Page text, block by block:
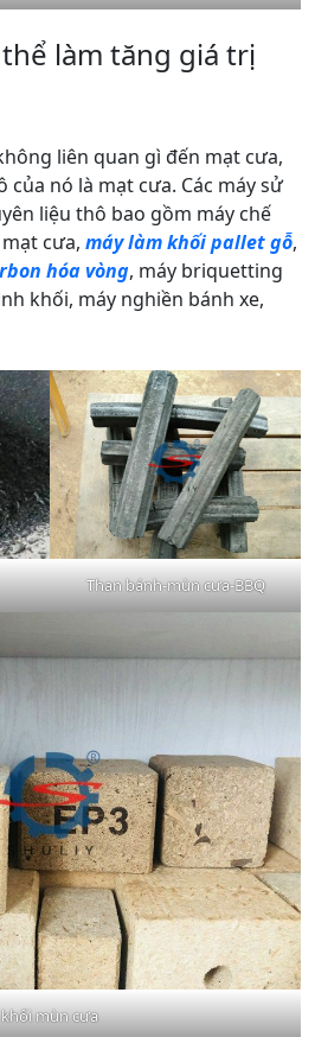
làm tăng giá trị
liên quan gì đến mạt cưa,
nó là mạt cưa. Các máy sử
liệu thô bao gồm máy chế
cưa, máy làm khối pallet gỗ,
hóa vòng, máy briquetting
khối, máy nghiền bánh xe,
Than bánh-mùn cưa-BBQ
khối mùn cưa